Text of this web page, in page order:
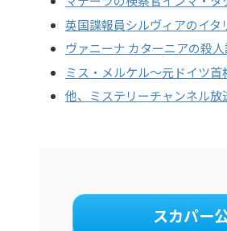
英国諜報員シルヴィアのイタ
ヴァニーナ カターニアの殺
ミス・メルケル～元ドイツ
他、ミステリーチャンネル放
スカパー